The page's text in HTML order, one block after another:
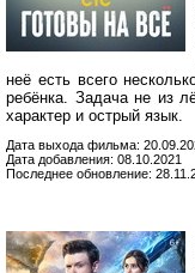
неё есть всего
ребёнка. Задача не из
характер и острый язык.
Дата выхода фильма:
Дата добавления: 08.10.2021
Последнее обновление: